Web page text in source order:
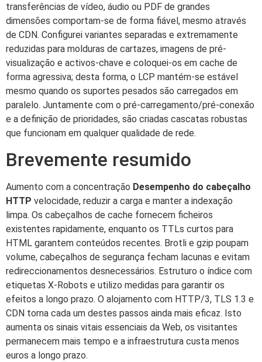
transferências de vídeo, áudio ou PDF de grandes
dimensões comportam-se de forma fiável, mesmo através
de CDN. Configurei variantes separadas e extremamente
reduzidas para molduras de cartazes, imagens de pré-
visualização e activos-chave e coloquei-os em cache de
forma agressiva; desta forma, o LCP mantém-se estável
mesmo quando os suportes pesados são carregados em
paralelo. Juntamente com o pré-carregamento/pré-conexão
e a definição de prioridades, são criadas cascatas robustas
que funcionam em qualquer qualidade de rede.
Brevemente resumido
Aumento com a concentração Desempenho do cabeçalho
HTTP velocidade, reduzir a carga e manter a indexação
limpa. Os cabeçalhos de cache fornecem ficheiros
existentes rapidamente, enquanto os TTLs curtos para
HTML garantem conteúdos recentes. Brotli e gzip poupam
volume, cabeçalhos de segurança fecham lacunas e evitam
redireccionamentos desnecessários. Estruturo o índice com
etiquetas X-Robots e utilizo medidas para garantir os
efeitos a longo prazo. O alojamento com HTTP/3, TLS 1.3 e
CDN torna cada um destes passos ainda mais eficaz. Isto
aumenta os sinais vitais essenciais da Web, os visitantes
permanecem mais tempo e a infraestrutura custa menos
euros a longo prazo.